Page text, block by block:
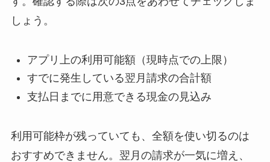
しょう。
アプリ上の利用可能額（現時点での上限）
すでに発生している翌月請求の合計額
支払日までに用意できる現金の見込み
利用可能枠が残っていても、全額を使い切るのは
おすすめできません。翌月の請求が一気に増え、